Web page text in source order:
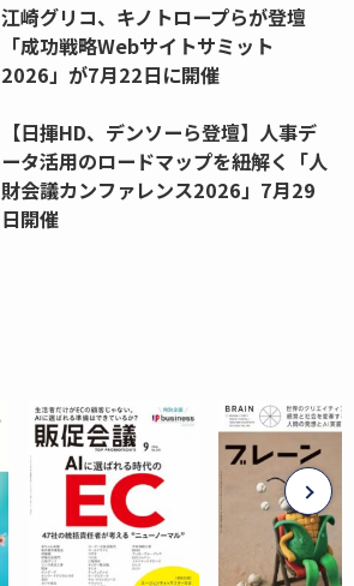
江崎グリコ、キノトロープらが登壇
「成功戦略Webサイトサミット
2026」が7月22日に開催
【日揮HD、デンソーら登壇】人事デ
ータ活用のロードマップを紐解く「人
財会議カンファレンス2026」7月29
日開催